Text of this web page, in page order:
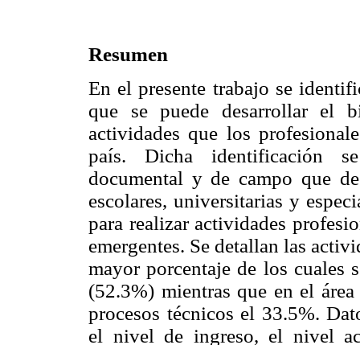
Resumen
En el presente trabajo se
que se puede desarrollar el
actividades que los
país. Dicha identificación
documental y de campo que
escolares, universitarias y
para realizar actividades
emergentes. Se detallan las
mayor porcentaje de los cuales
(52.3%) mientras que en el
procesos técnicos el 33.5%.
el nivel de ingreso, el nivel